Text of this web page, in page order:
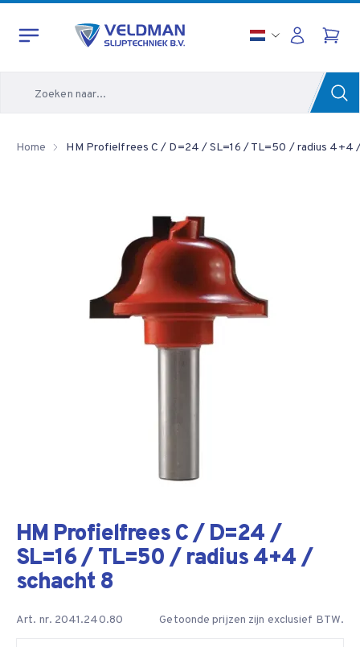
Home HM Profielfrees C / D=24 / SL=16 / TL=50 / radius 4+4
HM Profielfrees C / D=24 /
SL=16 / TL=50 / radius 4+4 /
schacht 8
Art. nr. 2041.240.80 Getoonde prijzen zijn exclusief BTW.